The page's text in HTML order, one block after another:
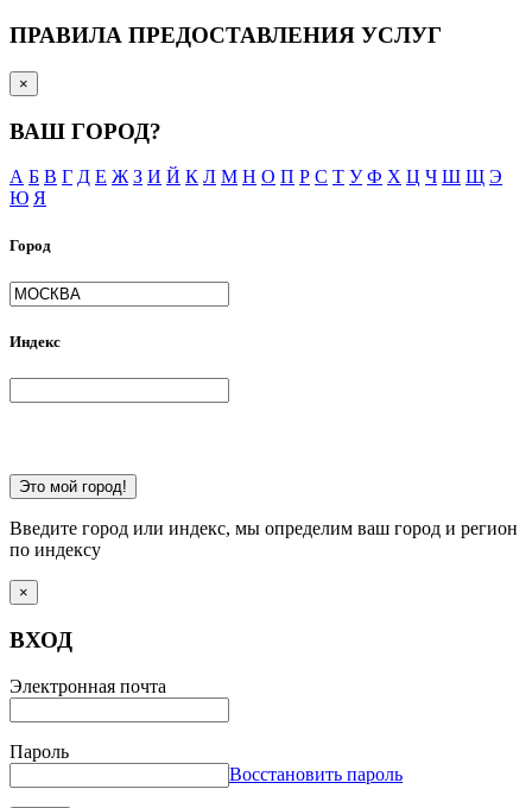
ПРАВИЛА ПРЕДОСТАВЛЕНИЯ УСЛУГ
×
ВАШ ГОРОД?
А Б В Г Д Е Ж З И Й К Л М Н О П Р С Т У Ф Х Ц Ч Ш Щ Э
Ю Я
Город
Индекс
Это мой город!
Введите город или индекс, мы определим ваш город и регион
по индексу
×
ВХОД
Электронная почта
Пароль
Восстановить пароль